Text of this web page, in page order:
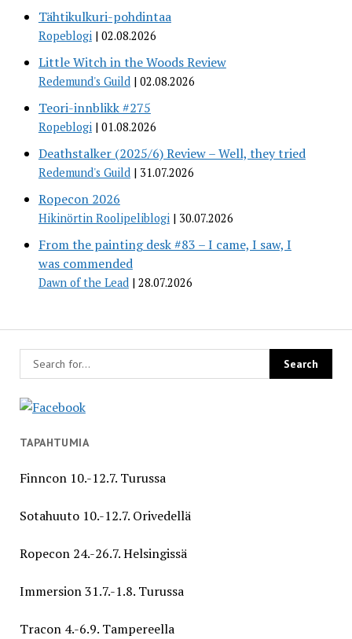
Tähtikulkuri-pohdintaa
Ropeblogi 02.08.2026
Little Witch in the Woods Review
Redemund's Guild 02.08.2026
Teori-innblikk #275
Ropeblogi 01.08.2026
Deathstalker (2025/6) Review – Well, they tried
Redemund's Guild 31.07.2026
Ropecon 2026
Hikinörtin Roolipeliblogi 30.07.2026
From the painting desk #83 – I came, I saw, I
was commended
Dawn of the Lead 28.07.2026
TAPAHTUMIA
Finncon 10.-12.7. Turussa
Sotahuuto 10.-12.7. Orivedellä
Ropecon 24.-26.7. Helsingissä
Immersion 31.7.-1.8. Turussa
Tracon 4.-6.9. Tampereella